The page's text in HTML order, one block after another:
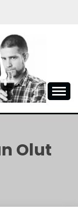
Olut